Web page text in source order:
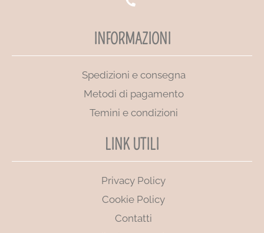
INFORMAZIONI
Spedizioni e consegna
Metodi di pagamento
Temini e condizioni
LINK UTILI
Privacy Policy
Cookie Policy
Contatti